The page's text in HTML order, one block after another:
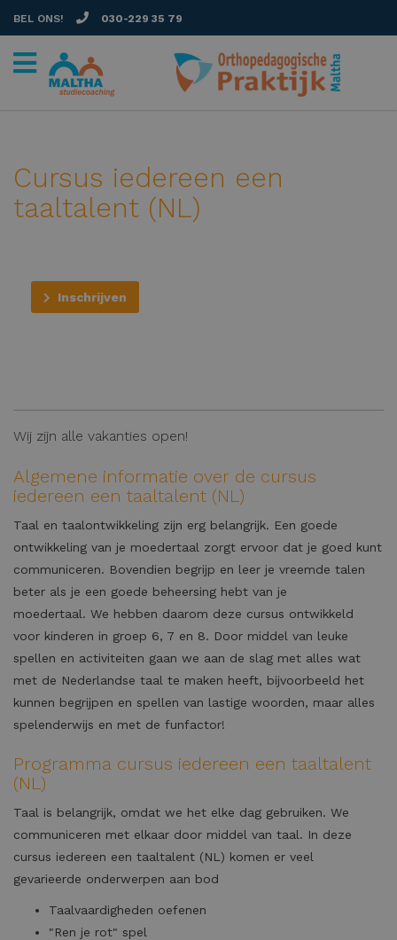
BEL ONS! 030-229 35 79
Cursus iedereen een
taaltalent (NL)
Inschrijven
Wij zijn alle vakanties open!
Algemene informatie over de cursus
iedereen een taaltalent (NL)
Taal en taalontwikkeling zijn erg belangrijk. Een goede
ontwikkeling van je moedertaal zorgt ervoor dat je goed kunt
communiceren. Bovendien begrijp en leer je vreemde talen
beter als je een goede beheersing hebt van je
moedertaal. We hebben daarom deze cursus ontwikkeld
voor kinderen in groep 6, 7 en 8. Door middel van leuke
spellen en activiteiten gaan we aan de slag met alles wat
met de Nederlandse taal te maken heeft, bijvoorbeeld het
kunnen begrijpen en spellen van lastige woorden, maar alles
spelenderwijs en met de funfactor!
Programma cursus iedereen een taaltalent
(NL)
Taal is belangrijk, omdat we het elke dag gebruiken. We
communiceren met elkaar door middel van taal. In deze
cursus iedereen een taaltalent (NL) komen er veel
gevarieerde onderwerpen aan bod
Taalvaardigheden oefenen
"Ren je rot" spel